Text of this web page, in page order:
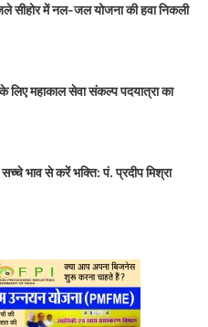
सीहोर में नल-जल योजना की हवा निकली
लिए महाकाल सेवा संकल्प पदयात्रा का
भाव से करें भक्ति: पं. प्रदीप मिश्रा